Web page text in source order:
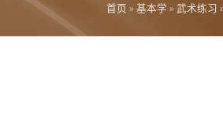
首页 »基本学 »武术练习